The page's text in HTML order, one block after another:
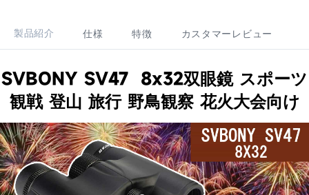
製品紹介 仕様 特徴 カスタマーレビュー
SVBONY SV47 8x32双眼鏡 スポーツ
観戦 登山 旅行 野鳥観察 花火大会向け